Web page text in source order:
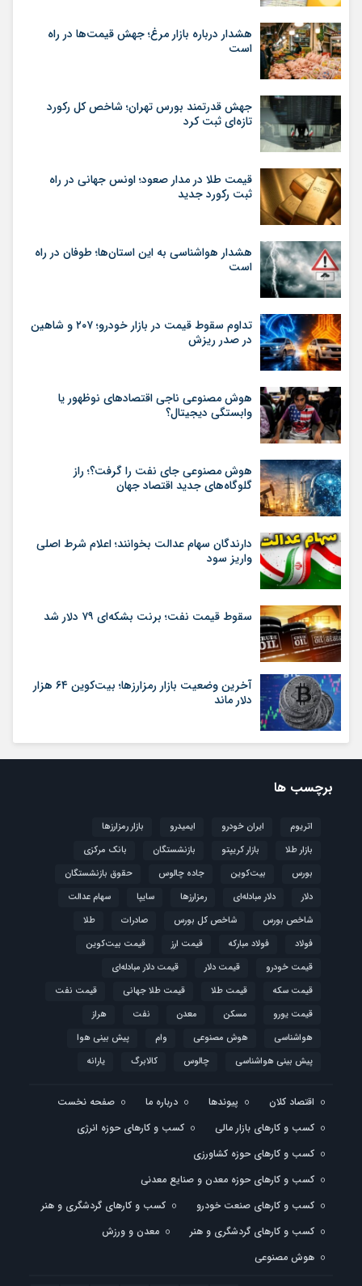
هشدار درباره بازار مرغ؛ جهش قیمت‌ها در راه
است
جهش قدرتمند بورس تهران؛ شاخص کل رکورد
تازه‌ای ثبت کرد
قیمت طلا در مدار صعود؛ اونس جهانی در راه
ثبت رکورد جدید
هشدار هواشناسی به این استان‌ها؛ طوفان در راه
است
تداوم سقوط قیمت در بازار خودرو؛ ۲۰۷ و شاهین
در صدر ریزش
هوش مصنوعی ناجی اقتصادهای نوظهور یا
وابستگی دیجیتال؟
هوش مصنوعی جای نفت را گرفت؟؛ راز
گلوگاه‌های جدید اقتصاد جهان
دارندگان سهام عدالت بخوانند؛ اعلام شرط اصلی
واریز سود
سقوط قیمت نفت؛ برنت بشکه‌ای ۷۹ دلار شد
آخرین وضعیت بازار رمزارزها؛ بیت‌کوین ۶۴ هزار
دلار ماند
برچسب ها
اتریوم ایران خودرو ایمیدرو
بازار رمزارزها
بازار طلا
بازار کریپتو بازنشستگان
بانک مرکزی
بورس
بیت‌کوین جاده چالوس
حقوق بازنشستگان
دلار
دلار مبادله‌ای رمزارزها سایپا
سهام عدالت
شاخص بورس
شاخص کل بورس صادرات
طلا
فولاد
فولاد مبارکه قیمت ارز
قیمت بیت‌کوین
قیمت خودرو
قیمت دلار
قیمت دلار مبادله‌ای
قیمت سکه
قیمت طلا قیمت طلا جهانی
قیمت نفت
قیمت یورو
مسکن معدن نفت
هراز
هواشناسی
هوش مصنوعی وام
پیش بینی هوا
پیش بینی هواشناسی
چالوس کالابرگ یارانه
اقتصاد کلان پیوندها درباره ما
صفحه نخست
کسب و کارهای بازار مالی
کسب و کارهای حوزه انرژی
کسب و کارهای حوزه کشاورزی
کسب و کارهای حوزه معدن و صنایع معدنی
کسب و کارهای صنعت خودرو
کسب و کارهای گردشگری و هنر
کسب و کارهای گردشگری و هنر
معدن و ورزش
هوش مصنوعی